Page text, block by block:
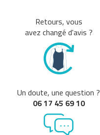
Retours, vous
avez changé d'avis ?
Un doute, une question ?
06 17 45 69 10